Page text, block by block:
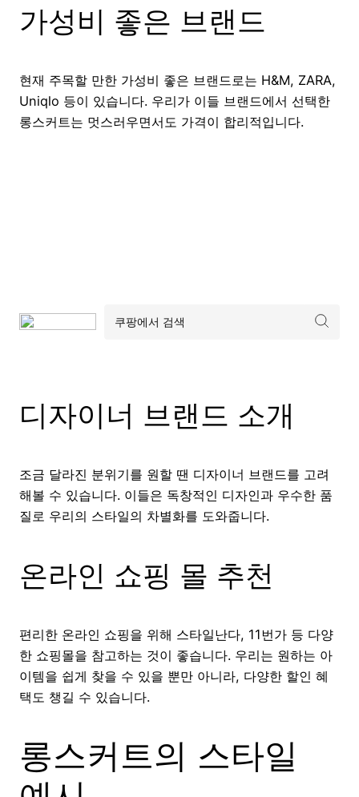
가성비 좋은 브랜드
현재 주목할 만한 가성비 좋은 브랜드로는 H&M, ZARA,
Uniqlo 등이 있습니다. 우리가 이들 브랜드에서 선택한
롱스커트는 멋스러우면서도 가격이 합리적입니다.
디자이너 브랜드 소개
조금 달라진 분위기를 원할 땐 디자이너 브랜드를 고려
해볼 수 있습니다. 이들은 독창적인 디자인과 우수한 품
질로 우리의 스타일의 차별화를 도와줍니다.
온라인 쇼핑 몰 추천
편리한 온라인 쇼핑을 위해 스타일난다, 11번가 등 다양
한 쇼핑몰을 참고하는 것이 좋습니다. 우리는 원하는 아
이템을 쉽게 찾을 수 있을 뿐만 아니라, 다양한 할인 혜
택도 챙길 수 있습니다.
롱스커트의 스타일